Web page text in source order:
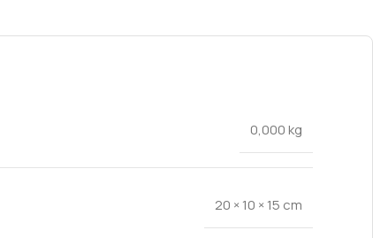
0,000 kg
20 × 10 × 15 cm